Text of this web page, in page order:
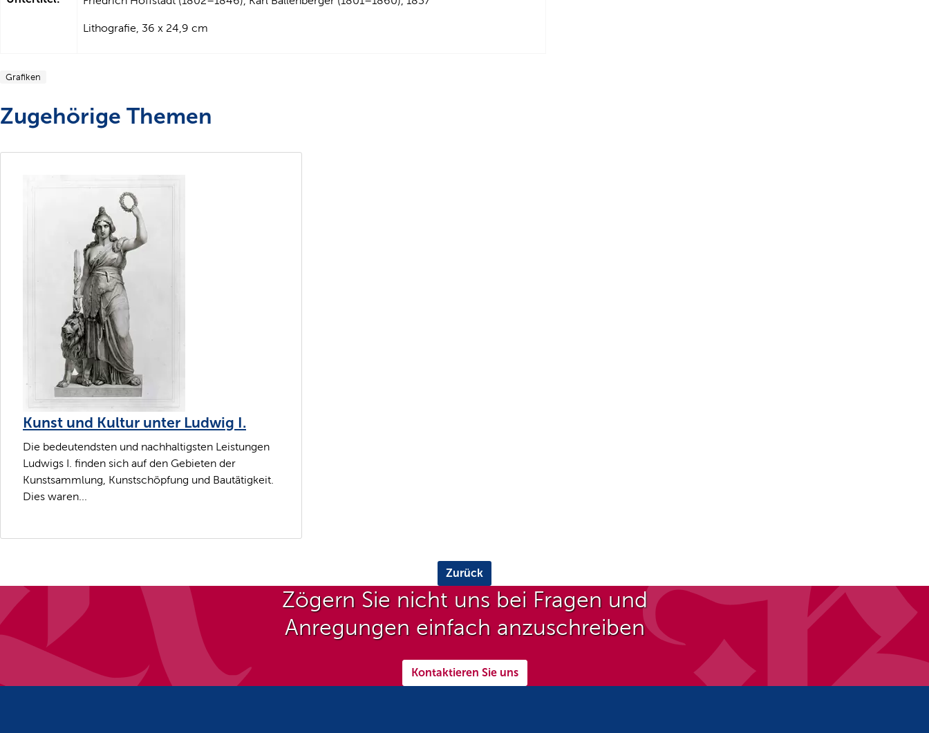
Lithografie, 36 x 24,9 cm
Grafiken
Zugehörige Themen
Kunst und Kultur unter Ludwig I.
Die bedeutendsten und nachhaltigsten Leistungen
Ludwigs I. finden sich auf den Gebieten der
Kunstsammlung, Kunstschöpfung und Bautätigkeit.
Dies waren...
Zurück
Zögern Sie nicht uns bei Fragen und
Anregungen einfach anzuschreiben
Kontaktieren Sie uns